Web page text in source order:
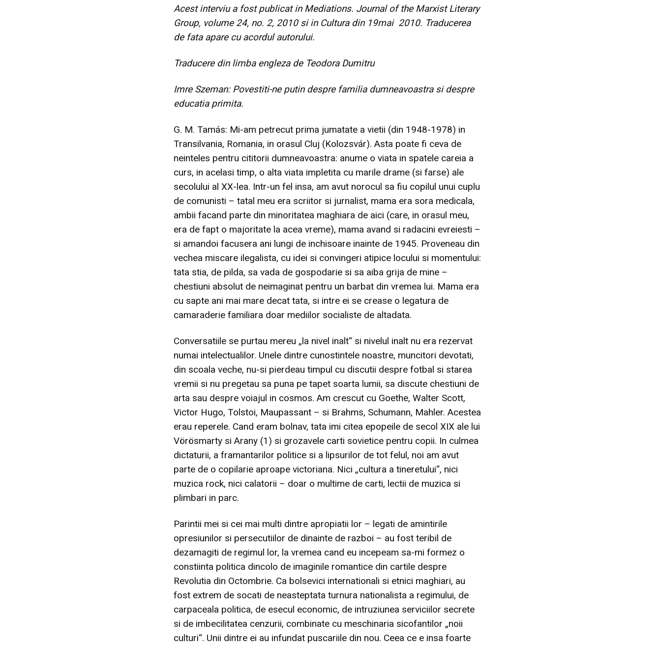
Acest interviu a fost publicat in Mediations. Journal of the Marxist Literary
Group, volume 24, no. 2, 2010si in Cultura din 19mai 2010. Traducerea
de fata apare cu acordul autorului.
Traducere din limba engleza de Teodora Dumitru
Imre Szeman: Povestiti-ne putin despre familia dumneavoastra si despre
educatia primita.
G. M. Tamás: Mi-am petrecut prima jumatate a vietii (din 1948-1978) in
Transilvania, Romania, in orasul Cluj (Kolozsvár). Asta poate fi ceva de
neinteles pentru cititorii dumneavoastra: anume o viata in spatele careia a
curs, in acelasi timp, o alta viata impletita cu marile drame (si farse) ale
secolului al XX-lea. Intr-un fel insa, am avut norocul sa fiu copilul unui cuplu
de comunisti – tatal meu era scriitor si jurnalist, mama era sora medicala,
ambii facand parte din minoritatea maghiara de aici (care, in orasul meu,
era de fapt o majoritate la acea vreme), mama avand si radacini evreiesti –
si amandoi facusera ani lungi de inchisoare inainte de 1945. Proveneau din
vechea miscare ilegalista, cu idei si convingeri atipice locului si momentului:
tata stia, de pilda, sa vada de gospodarie si sa aiba grija de mine –
chestiuni absolut de neimaginat pentru un barbat din vremea lui. Mama era
cu sapte ani mai mare decat tata, si intre ei se crease o legatura de
camaraderie familiara doar mediilor socialiste de altadata.
Conversatiile se purtau mereu „la nivel inalt“ si nivelul inalt nu era rezervat
numai intelectualilor. Unele dintre cunostintele noastre, muncitori devotati,
din scoala veche, nu-si pierdeau timpul cu discutii despre fotbal si starea
vremii si nu pregetau sa puna pe tapet soarta lumii, sa discute chestiuni de
arta sau despre voiajul in cosmos. Am crescut cu Goethe, Walter Scott,
Victor Hugo, Tolstoi, Maupassant – si Brahms, Schumann, Mahler. Acestea
erau reperele. Cand eram bolnav, tata imi citea epopeile de secol XIX ale lui
Vörösmarty si Arany (1) si grozavele carti sovietice pentru copii. In culmea
dictaturii, a framantarilor politice si a lipsurilor de tot felul, noi am avut
parte de o copilarie aproape victoriana. Nici „cultura a tineretului“, nici
muzica rock, nici calatorii – doar o multime de carti, lectii de muzica si
plimbari in parc.
Parintii mei si cei mai multi dintre apropiatii lor – legati de amintirile
opresiunilor si persecutiilor de dinainte de razboi – au fost teribil de
dezamagiti de regimul lor, la vremea cand eu incepeam sa-mi formez o
constiinta politica dincolo de imaginile romantice din cartile despre
Revolutia din Octombrie. Ca bolsevici internationali si etnici maghiari, au
fost extrem de socati de neasteptata turnura nationalista a regimului, de
carpaceala politica, de esecul economic, de intruziunea serviciilor secrete
si de imbecilitatea cenzurii, combinate cu meschinaria sicofantilor „noii
culturi“. Unii dintre ei au infundat puscariile din nou. Ceea ce e insa foarte